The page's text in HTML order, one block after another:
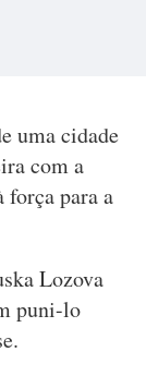
uma cidade
com a
força para a
Lozova
puni-lo